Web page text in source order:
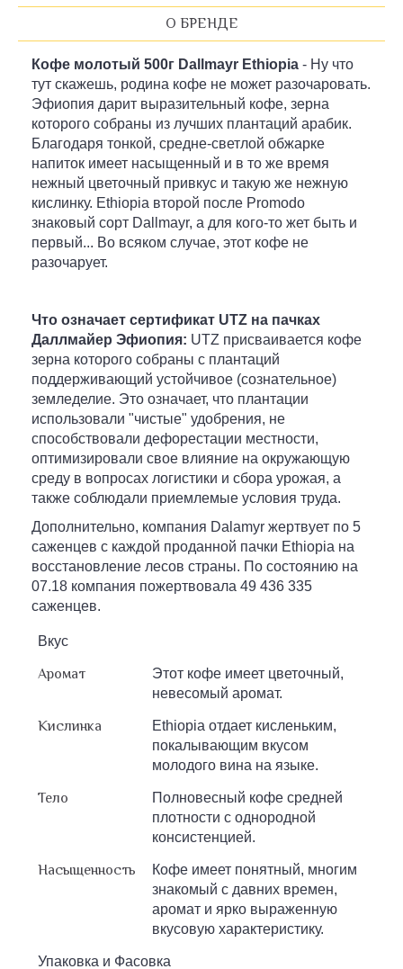
О БРЕНДЕ
Кофе молотый 500г Dallmayr Ethiopia - Ну что
тут скажешь, родина кофе не может разочаровать.
Эфиопия дарит выразительный кофе, зерна
которого собраны из лучших плантаций арабик.
Благодаря тонкой, средне-светлой обжарке
напиток имеет насыщенный и в то же время
нежный цветочный привкус и такую же нежную
кислинку. Ethiopia второй после Promodo
знаковый сорт Dallmayr, а для кого-то жет быть и
первый... Во всяком случае, этот кофе не
разочарует.
Что означает сертификат UTZ на пачках
Даллмайер Эфиопия: UTZ присваивается кофе
зерна которого собраны с плантаций
поддерживающий устойчивое (сознательное)
земледелие. Это означает, что плантации
использовали "чистые" удобрения, не
способствовали дефорестации местности,
оптимизировали свое влияние на окружающую
среду в вопросах логистики и сбора урожая, а
также соблюдали приемлемые условия труда.
Дополнительно, компания Dalamyr жертвует по 5
саженцев с каждой проданной пачки Ethiopia на
восстановление лесов страны. По состоянию на
07.18 компания пожертвовала 49 436 335
саженцев.
Вкус
Аромат
Этот кофе имеет цветочный,
невесомый аромат.
Кислинка
Ethiopia отдает кисленьким,
покалывающим вкусом
молодого вина на языке.
Тело
Полновесный кофе средней
плотности c однородной
консистенцией.
Насыщенность
Кофе имеет понятный, многим
знакомый с давних времен,
аромат и ярко выраженную
вкусовую характеристику.
Упаковка и Фасовка